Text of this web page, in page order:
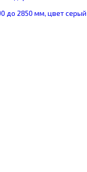
до 2850 мм, цвет серый